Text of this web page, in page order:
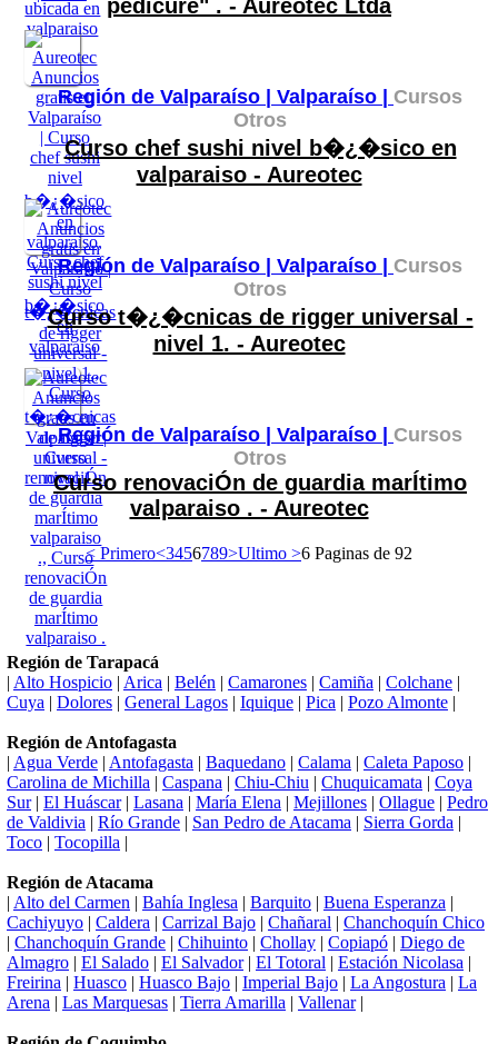
pedicure" . - Aureotec Ltda
Región de Valparaíso | Valparaíso | Cursos
Otros
Curso chef sushi nivel b�¿�sico en
valparaiso - Aureotec
Región de Valparaíso | Valparaíso | Cursos
Otros
Curso t�¿�cnicas de rigger universal -
nivel 1. - Aureotec
Región de Valparaíso | Valparaíso | Cursos
Otros
Curso renovaciÓn de guardia marÍtimo
valparaiso . - Aureotec
< Primero<3456789>Ultimo >6 Paginas de 92
Región de Tarapacá
| Alto Hospicio | Arica | Belén | Camarones | Camiña | Colchane |
Cuya | Dolores | General Lagos | Iquique | Pica | Pozo Almonte |
Región de Antofagasta
| Agua Verde | Antofagasta | Baquedano | Calama | Caleta Paposo |
Carolina de Michilla | Caspana | Chiu-Chiu | Chuquicamata | Coya
Sur| El Huáscar| Lasana | María Elena | Mejillones | Ollague | Pedro
de Valdivia | Río Grande | San Pedro de Atacama | Sierra Gorda |
Toco | Tocopilla |
Región de Atacama
| Alto del Carmen | Bahía Inglesa | Barquito | Buena Esperanza |
Cachiyuyo | Caldera | Carrizal Bajo | Chañaral | Chanchoquín Chico
| Chanchoquín Grande | Chihuinto | Chollay | Copiapó | Diego de
Almagro | El Salado | El Salvador| El Totoral | Estación Nicolasa |
Freirina | Huasco | Huasco Bajo | Imperial Bajo | La Angostura | La
Arena | Las Marquesas | Tierra Amarilla | Vallenar|